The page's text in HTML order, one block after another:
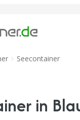
Seecontainer
in